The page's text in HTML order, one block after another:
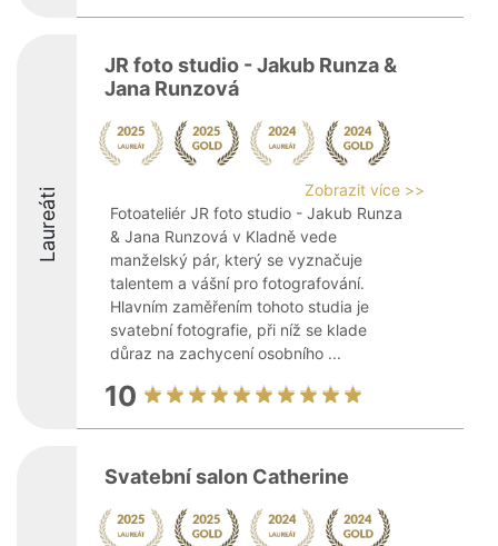
Laureáti
JR foto studio - Jakub Runza &
Jana Runzová
Zobrazit více >>
Fotoateliér JR foto studio - Jakub Runza
& Jana Runzová v Kladně vede
manželský pár, který se vyznačuje
talentem a vášní pro fotografování.
Hlavním zaměřením tohoto studia je
svatební fotografie, při níž se klade
důraz na zachycení osobního ...
10
Svatební salon Catherine